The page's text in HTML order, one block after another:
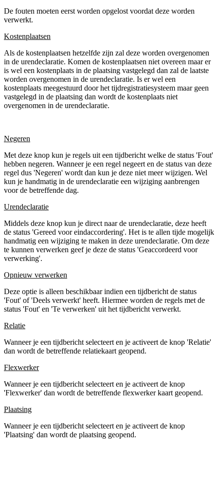
De fouten moeten eerst worden opgelost voordat deze worden
verwerkt.
Kostenplaatsen
Als de kostenplaatsen hetzelfde zijn zal deze worden overgenomen
in de urendeclaratie. Komen de kostenplaatsen niet overeen maar er
is wel een kostenplaats in de plaatsing vastgelegd dan zal de laatste
worden overgenomen in de urendeclaratie. Is er wel een
kostenplaats meegestuurd door het tijdregistratiesysteem maar geen
vastgelegd in de plaatsing dan wordt de kostenplaats niet
overgenomen in de urendeclaratie.
Negeren
Met deze knop kun je regels uit een tijdbericht welke de status 'Fout'
hebben negeren. Wanneer je een regel negeert en de status van deze
regel dus 'Negeren' wordt dan kun je deze niet meer wijzigen. Wel
kun je handmatig in de urendeclaratie een wijziging aanbrengen
voor de betreffende dag.
Urendeclaratie
Middels deze knop kun je direct naar de urendeclaratie, deze heeft
de status 'Gereed voor eindaccordering'. Het is te allen tijde mogelijk
handmatig een wijziging te maken in deze urendeclaratie. Om deze
te kunnen verwerken geef je deze de status 'Geaccordeerd voor
verwerking'.
Opnieuw verwerken
Deze optie is alleen beschikbaar indien een tijdbericht de status
'Fout' of 'Deels verwerkt' heeft. Hiermee worden de regels met de
status 'Fout' en 'Te verwerken' uit het tijdbericht verwerkt.
Relatie
Wanneer je een tijdbericht selecteert en je activeert de knop 'Relatie'
dan wordt de betreffende relatiekaart geopend.
Flexwerker
Wanneer je een tijdbericht selecteert en je activeert de knop
'Flexwerker' dan wordt de betreffende flexwerker kaart geopend.
Plaatsing
Wanneer je een tijdbericht selecteert en je activeert de knop
'Plaatsing' dan wordt de plaatsing geopend.